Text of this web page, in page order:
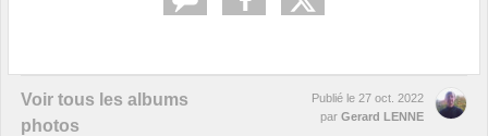
Voir tous les albums
photos
Publié le 27 oct. 2022
par Gerard LENNE